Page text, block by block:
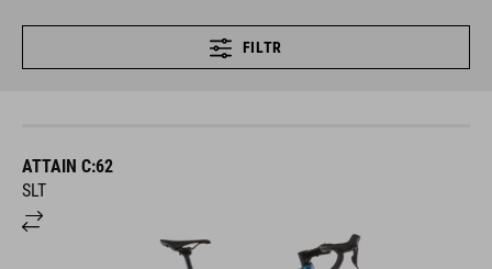
FILTR
ATTAIN C:62
SLT